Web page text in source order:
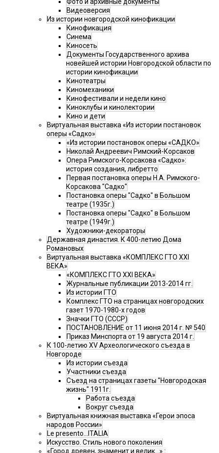
Фото и архивные документы
Видеоверсия
Из истории новгородской кинофикации
Кинофикация
Синема
Киносеть
Документы Государственного архива
новейшей истории Новгородской области по
истории кинофикации
Кинотеатры
Киномеханики
Кинофестивали и недели кино
Киноклубы и кинолектории
Кино и дети
Виртуальная выставка «Из истории постановок
оперы «Садко»
«Из истории постановок оперы «САДКО»
Николай Андреевич Римский-Корсаков
Опера Римского-Корсакова «Садко»:
история создания, либретто
Первая постановка оперы Н.А. Римского-
Корсакова "Садко"
Постановка оперы "Садко" в Большом
театре (1935г.)
Постановка оперы "Садко" в Большом
театре (1949г.)
Художники-декораторы
Державная династия. К 400-летию Дома
Романовых
Виртуальная выставка «КОМПЛЕКС ГТО XXI
ВЕКА»
«КОМПЛЕКС ГТО XXI ВЕКА»
Журнальные публикации 2013-2014 гг.
Из истории ГТО
Комплекс ГТО на страницах новгородских
газет 1970-1980-х годов
Значки ГТО (СССР)
ПОСТАНОВЛЕНИЕ от 11 июня 2014 г. № 540
Приказ Минспорта от 19 августа 2014 г.
К 100-летию XV Археологического съезда в
Новгороде
Из истории съезда
Участники съезда
Cъезд на страницах газеты "Новгородская
жизнь" 1911г.
Работа съезда
Вокруг съезда
Виртуальная книжная выставка «Герои эпоса
народов России»
Le presento...ITALIA
Искусство. Стиль нового поколения
«Город древен, знаменит и велик…» :